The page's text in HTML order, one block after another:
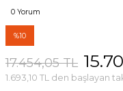
0 Yorum
%10
17.454,05 TL
1.693,10 TL den başlayan